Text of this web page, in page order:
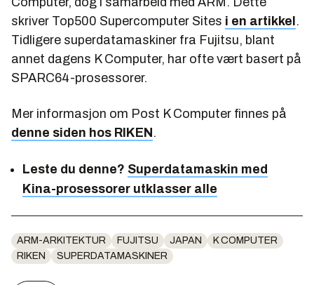
skriver Top500 Supercomputer Sites i en artikkel.
Tidligere superdatamaskiner fra Fujitsu, blant
annet dagens K Computer, har ofte vært basert på
SPARC64-prosessorer.
Mer informasjon om Post K Computer finnes på
denne siden hos RIKEN.
Leste du denne? Superdatamaskin med
Kina-prosessorer utklasser alle
ARM-ARKITEKTUR FUJITSU JAPAN
K COMPUTER
RIKEN
SUPERDATAMASKINER